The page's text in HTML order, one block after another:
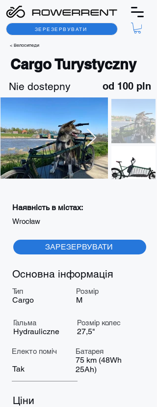
ЗЕРЕЗЕРВУВАТИ
< Велосипеди
Cargo Turystyczny
Nie dostepny od 100 pln
Наявність в містах:
Wrocław
ЗАРЕЗЕРВУВАТИ
Основна інформація
Тип
Cargo
Розмір
M
Гальма
Hydrauliczne
Розмір колес
27,5"
Електо поміч
Tak
Батарея
75 km (48Wh
25Ah)
Ціни